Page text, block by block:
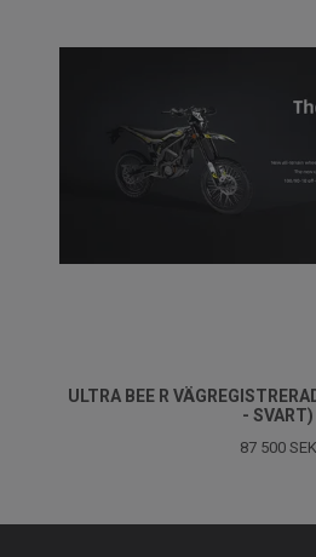
ULTRA BEE R
- SVART)
87 500 SEK